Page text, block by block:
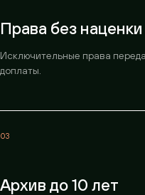
Права без наценки
Исключительные права
доплаты.
03
Архив до 10 лет